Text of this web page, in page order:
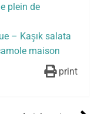
plein de
– Kaşık salata
maison
print